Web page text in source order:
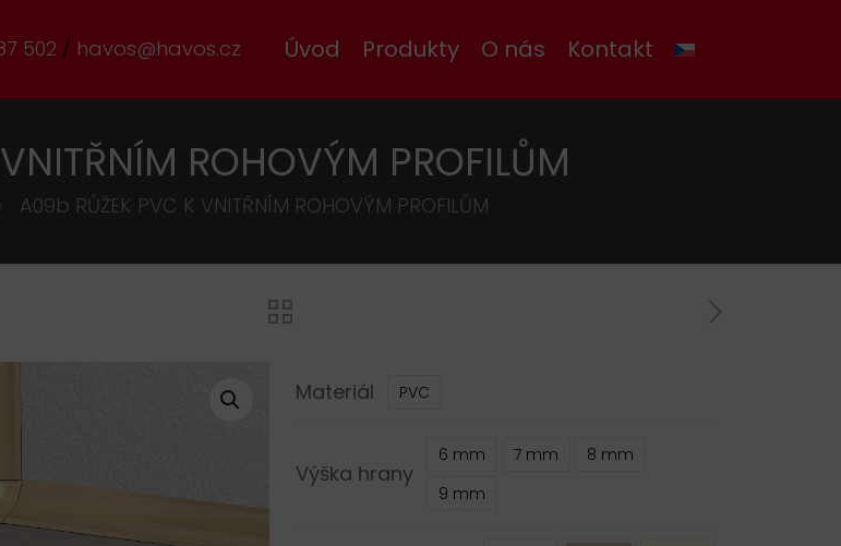
502 havos@havos.cz Úvod Produkty O nás Kontakt
ROHOVÝM PROFILŮM
A09b RŮŽEK PVC K VNITŘNÍM ROHOVÝM PROFILŮM
Materiál PVC
Výška hrany
6 mm 7 mm
8 mm
9 mm